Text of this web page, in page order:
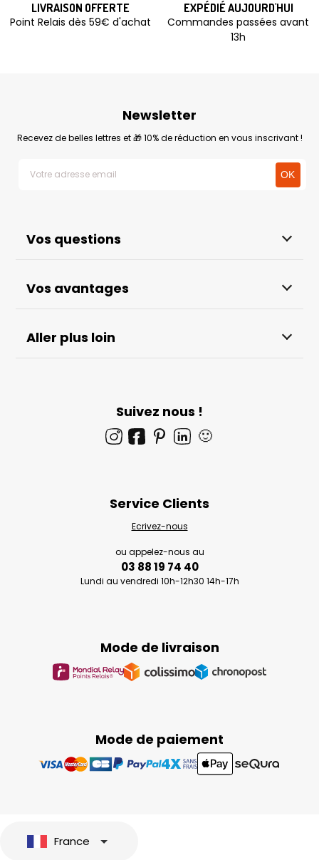
LIVRAISON OFFERTE
Point Relais dès 59€ d'achat
EXPÉDIÉ AUJOURD'HUI
Commandes passées avant
13h
Vos questions
Vos avantages
Aller plus loin
Newsletter
Recevez de belles lettres et 🎁 10% de réduction en vous inscrivant !
Suivez nous !
🙂
Mode de paiement
Mode de livraison
Service Clients
Ecrivez-nous
ou appelez-nous au
03 88 19 74 40
Lundi au vendredi 10h-12h30 14h-17h
France